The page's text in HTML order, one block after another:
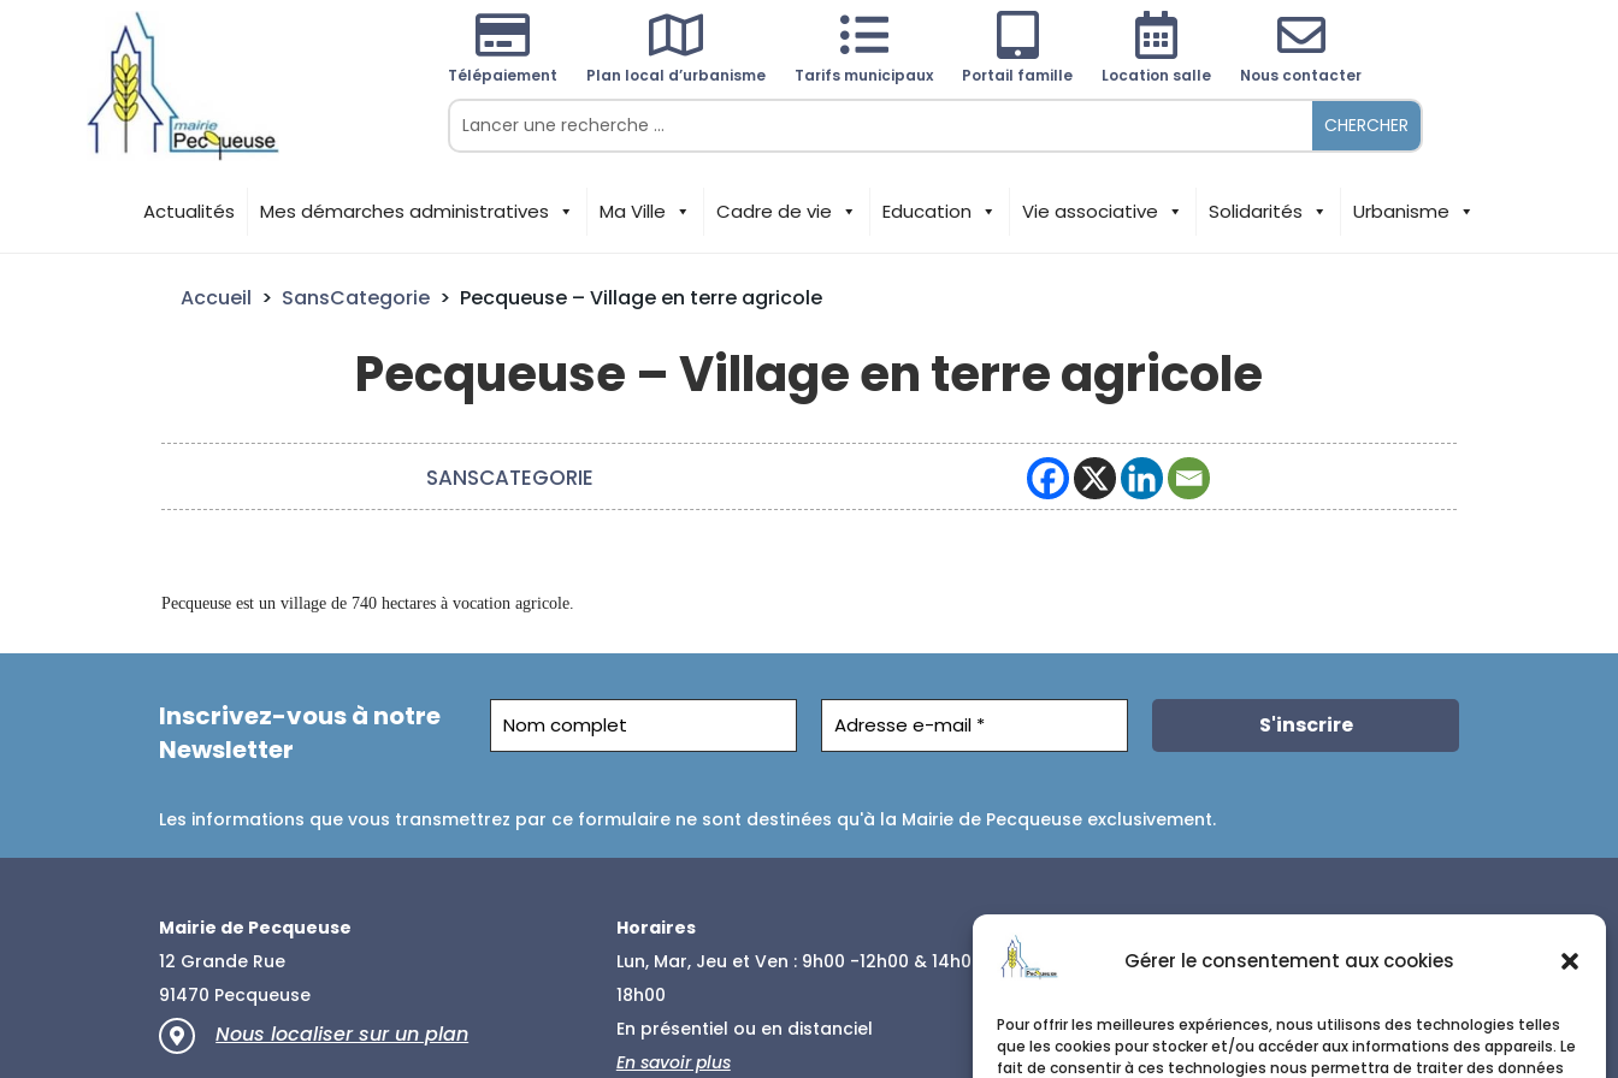
Gérer le consentement aux cookies
Pour offrir les meilleures expériences, nous utilisons des technologies telles
que les cookies pour stocker et/ou accéder aux informations des appareils. Le
fait de consentir à ces technologies nous permettra de traiter des données

Télépaiement

Plan local d’urbanisme

Tarifs municipaux

Portail famille

Location salle

Nous contacter
Actualités Mes démarches administratives Ma Ville Cadre de vie Education Vie associative Solidarités Urbanisme
Accueil > SansCategorie > Pecqueuse – Village en terre agricole
Pecqueuse – Village en terre agricole
SANSCATEGORIE
Pecqueuse est un village de 740 hectares à vocation agricole.
Inscrivez-vous à notre
Newsletter
Les informations que vous transmettrez par ce formulaire ne sont destinées qu'à la Mairie de Pecqueuse exclusivement.
Mairie de Pecqueuse
12 Grande Rue
91470 Pecqueuse
 Nous localiser sur un plan
Horaires
Lun, Mar, Jeu et Ven : 9h00 -12h00 & 14h00-
18h00
En présentiel ou en distanciel
En savoir plus
01 86 04 34 78
06 50 42 79 48
 secretariat@pecqueuse.fr